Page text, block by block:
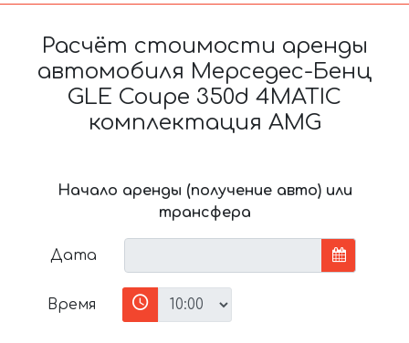
Расчёт стоимости аренды
автомобиля Мерседес-Бенц
GLE Coupe 350d 4MATIC
комплектация AMG
Начало аренды (получение авто) или
трансфера
Дата
Время